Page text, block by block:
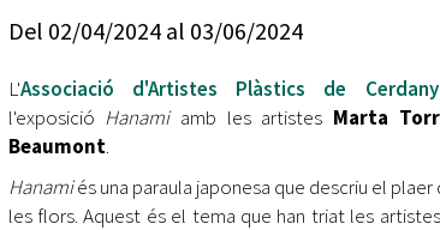
jove 2026
Cerdanyola opta a més de 5 milions d'euros
Barris per transformar les Fontetes, Quatre
El FIT presenta el cartell de la seva 16a edició
tret de sortida al festival
Del 02/04/2024al 03/06/2024
L'Associació d'Artistes Plàstics de
l'exposició Hanami amb les artistes Marta
Beaumont.
Hanamiés una paraula japonesa que descriu el
les flors. Aquest és el tema que han triat les